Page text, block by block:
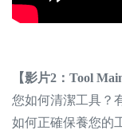
【影片2：Tool
您如何清潔工具？
如何正確保養您的